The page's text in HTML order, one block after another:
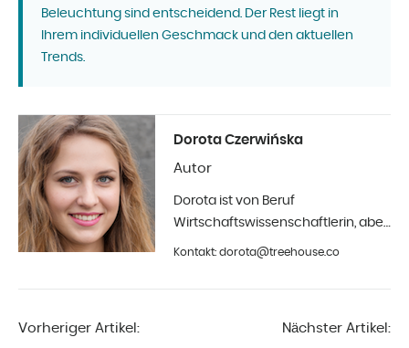
Beleuchtung sind entscheidend. Der Rest liegt in
Ihrem individuellen Geschmack und den aktuellen
Trends.
Dorota Czerwińska
Autor
Dorota ist von Beruf
Wirtschaftswissenschaftlerin, aber
ihr größtes Hobby ist die Fotografie
2019 in Treehouse.
Kontakt: dorota@treehouse.co
Vorheriger Artikel: Nächster Artikel: